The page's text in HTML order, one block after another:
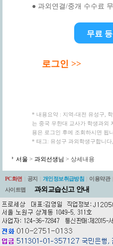
● 과외연결/중개 수수료
무료
로그인 >>
* 내용요약 : 지역-대전 유성구,
는 중국 우한대 교사가 학생과외
용은 로그인 후에 조회하시면 됩
* 태그: 유성구 과외학생구합니
서울 > 과외선생님 > 상세내용
PC화면 공지 개인정보취급방침 이용약관
사이트맵
과외교습신고 안내